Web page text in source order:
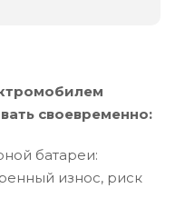
своевременно:
батареи:
износ, риск